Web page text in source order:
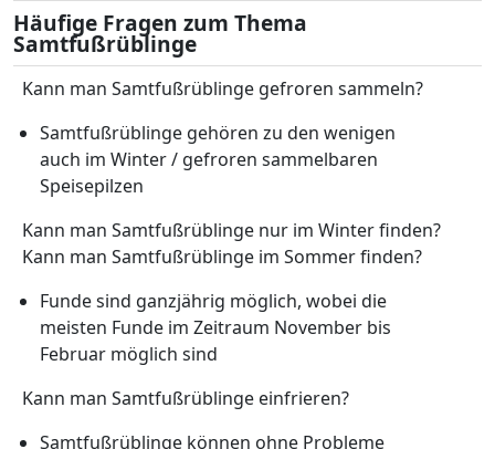
Häufige Fragen zum Thema
Samtfußrüblinge
Kann man Samtfußrüblinge gefroren sammeln?
Samtfußrüblinge gehören zu den wenigen
auch im Winter / gefroren sammelbaren
Speisepilzen
Kann man Samtfußrüblinge nur im Winter finden?
Kann man Samtfußrüblinge im Sommer finden?
Funde sind ganzjährig möglich, wobei die
meisten Funde im Zeitraum November bis
Februar möglich sind
Kann man Samtfußrüblinge einfrieren?
Samtfußrüblinge können ohne Probleme